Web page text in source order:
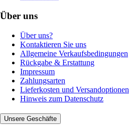
Über uns
Über uns?
Kontaktieren Sie uns
Allgemeine Verkaufsbedingungen
Rückgabe & Erstattung
Impressum
Zahlungsarten
Lieferkosten und Versandoptionen
Hinweis zum Datenschutz
Unsere Geschäfte